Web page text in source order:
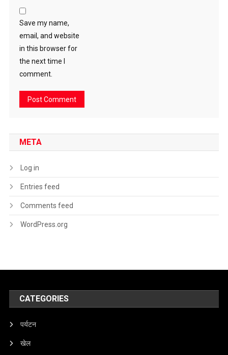
Save my name,
email, and website
in this browser for
the next time I
comment.
META
Log in
Entries feed
Comments feed
WordPress.org
CATEGORIES
पर्यटन
खेल